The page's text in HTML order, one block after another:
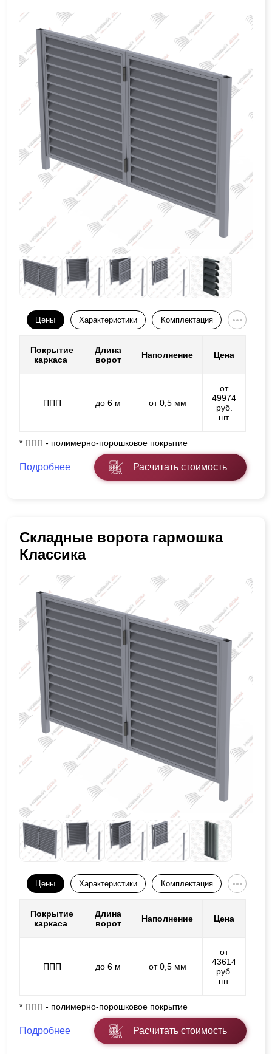
Цены Характеристики Комплектация
Покрытие
каркаса
Длина
ворот
Наполнение Цена
ППП до 6 м от 0,5 мм
от
49974
руб.
шт.
* ППП - полимерно-порошковое покрытие
Подробнее Расчитать стоимость
Складные ворота гармошка
Классика
Цены Характеристики Комплектация
Покрытие
каркаса
Длина
ворот
Наполнение Цена
ППП до 6 м от 0,5 мм
от
43614
руб.
шт.
* ППП - полимерно-порошковое покрытие
Подробнее Расчитать стоимость